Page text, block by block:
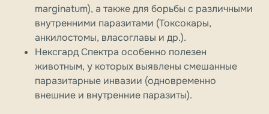
marginatum), а также для борьбы с различными
внутренними паразитами (Токсокары,
анкилостомы, власоглавы и др.).
Нексгард Спектра особенно полезен
животным, у которых выявлены смешанные
паразитарные инвазии (одновременно
внешние и внутренние паразиты).